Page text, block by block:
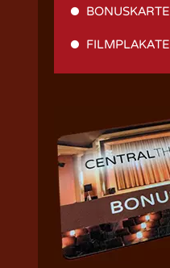
BONUSKARTE
FILMPLAKATE